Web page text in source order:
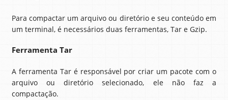
Para compactar um arquivo ou diretório e seu conteúdo em
um terminal, é necessários duas ferramentas, Tar e Gzip.
Ferramenta Tar
A ferramenta Tar é responsável por criar um pacote com o
arquivo ou diretório selecionado, ele não faz a
compactação.